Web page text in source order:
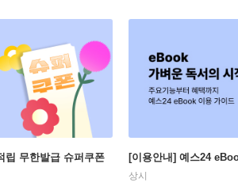
립 무한발급 슈퍼쿠폰 [이용안내] 예스24
상시